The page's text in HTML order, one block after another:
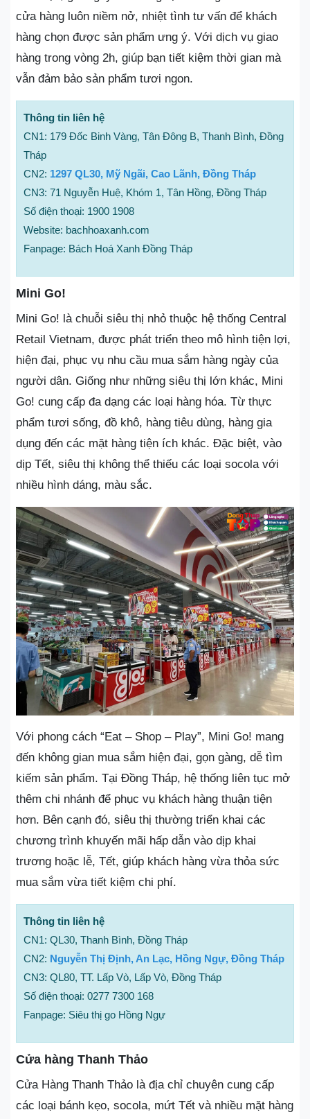
cửa hàng luôn niềm nở, nhiệt tình tư vấn để khách
hàng chọn được sản phẩm ưng ý. Với dịch vụ giao
hàng trong vòng 2h, giúp bạn tiết kiệm thời gian mà
vẫn đảm bảo sản phẩm tươi ngon.
Thông tin liên hệ
CN1: 179 Đốc Binh Vàng, Tân Đông B, Thanh Bình, Đồng
Tháp
CN2: 1297 QL30, Mỹ Ngãi, Cao Lãnh, Đồng Tháp
CN3: 71 Nguyễn Huệ, Khóm 1, Tân Hồng, Đồng Tháp
Số điện thoại: 1900 1908
Website: bachhoaxanh.com
Fanpage: Bách Hoá Xanh Đồng Tháp
Mini Go!
Mini Go! là chuỗi siêu thị nhỏ thuộc hệ thống Central
Retail Vietnam, được phát triển theo mô hình tiện lợi,
hiện đại, phục vụ nhu cầu mua sắm hàng ngày của
người dân. Giống như những siêu thị lớn khác, Mini
Go! cung cấp đa dạng các loại hàng hóa. Từ thực
phẩm tươi sống, đồ khô, hàng tiêu dùng, hàng gia
dụng đến các mặt hàng tiện ích khác. Đặc biệt, vào
dịp Tết, siêu thị không thể thiếu các loại socola với
nhiều hình dáng, màu sắc.
Với phong cách “Eat – Shop – Play”, Mini Go! mang
đến không gian mua sắm hiện đại, gọn gàng, dễ tìm
kiếm sản phẩm. Tại Đồng Tháp, hệ thống liên tục mở
thêm chi nhánh để phục vụ khách hàng thuận tiện
hơn. Bên cạnh đó, siêu thị thường triển khai các
chương trình khuyến mãi hấp dẫn vào dịp khai
trương hoặc lễ, Tết, giúp khách hàng vừa thỏa sức
mua sắm vừa tiết kiệm chi phí.
Thông tin liên hệ
CN1: QL30, Thanh Bình, Đồng Tháp
CN2: Nguyễn Thị Định, An Lạc, Hồng Ngự, Đồng Tháp
CN3: QL80, TT. Lấp Vò, Lấp Vò, Đồng Tháp
Số điện thoại: 0277 7300 168
Fanpage: Siêu thị go Hồng Ngự
Cửa hàng Thanh Thảo
Cửa Hàng Thanh Thảo là địa chỉ chuyên cung cấp
các loại bánh kẹo, socola, mứt Tết và nhiều mặt hàng